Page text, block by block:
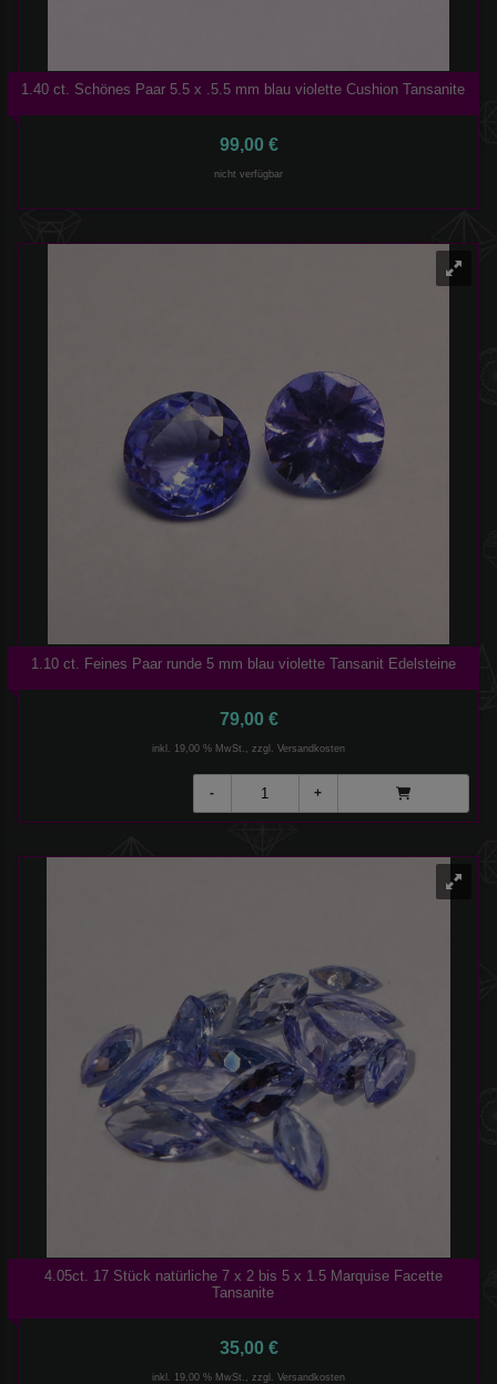
1.40 ct. Schönes Paar 5.5 x .5.5 mm blau violette Cushion Tansanite
99,00 €
nicht verfügbar
1.10 ct. Feines Paar runde 5 mm blau violette Tansanit Edelsteine
79,00 €
inkl. 19,00 % MwSt., zzgl. Versandkosten
4.05ct. 17 Stück natürliche 7 x 2 bis 5 x 1.5 Marquise Facette
Tansanite
35,00 €
inkl. 19,00 % MwSt., zzgl. Versandkosten